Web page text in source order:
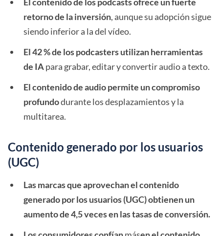
retorno de la inversión, aunque su adopción sigue
siendo inferior a la del vídeo.
El 42 % de los podcasters utilizan herramientas
de IApara grabar, editar y convertir audio a texto.
El contenido de audio permite un compromiso
profundodurante los desplazamientos y la
multitarea.
Contenido generado por los usuarios
(UGC)
Las marcas que aprovechan el contenido
generado por los usuarios (UGC) obtienen un
aumento de 4,5 veces en las tasas de conversión.